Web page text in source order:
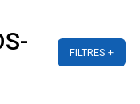
FILTRES